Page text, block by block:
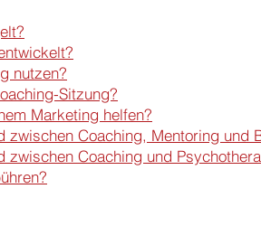
nutzen?
Sitzung?
Marketing helfen?
zwischen Coaching, Mentoring und
zwischen Coaching und